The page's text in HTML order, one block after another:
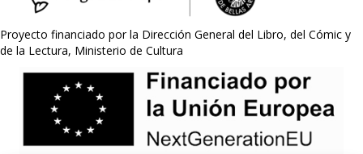
Proyecto financiado por la Dirección General del Libro, del Cómic y
de la Lectura, Ministerio de Cultura